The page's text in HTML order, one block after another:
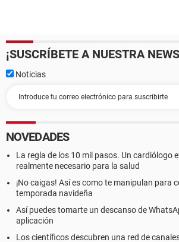
¡SUSCRÍBETE A NUESTRA
Noticias
NOVEDADES
La regla de los 10 mil pasos. Un cardiólogo
realmente necesario para la salud
¡No caigas! Así es como te manipulan para
temporada navideña
Así puedes tomarte un descanso de
aplicación
Los científicos descubren una red de